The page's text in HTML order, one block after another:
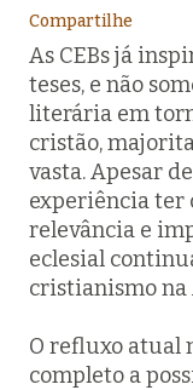
Compartilhe
As CEBs já
teses, e não
literária em
cristão,
vasta. Apesar
experiência ter
relevância e
eclesial
cristianismo
O refluxo atual
completo a